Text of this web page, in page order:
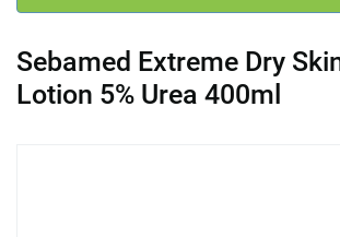
Sebamed Extreme Dry
Lotion 5% Urea 400ml